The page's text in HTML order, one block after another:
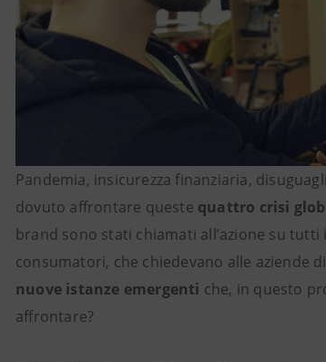
Pandemia, insicurezza finanziaria,
dovuto affrontare queste quattro crisi
brand sono stati chiamati all’azione su
consumatori, che chiedevano alle aziende
nuove istanze emergenti che, in questo
affrontare?